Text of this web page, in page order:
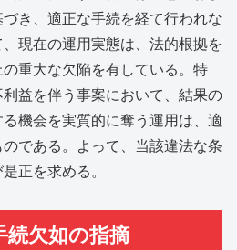
き、適正な手続を経て行われな
現在の運用実態は、法的根拠を
重大な欠陥を有している。特
益を伴う事案において、結果の
機会を実質的に奪う運用は、適
である。よって、当該違法な条
正を求める。
続欠如の指摘